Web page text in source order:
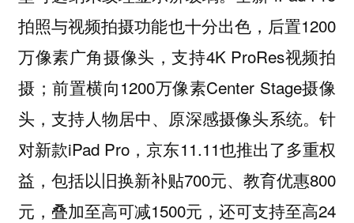
拍照与视频拍摄功能也十分出色，后置1200
万像素广角摄像头，支持4K ProRes视频拍
摄；前置横向1200万像素Center Stage摄像
头，支持人物居中、原深感摄像头系统。针
对新款iPad Pro，京东11.11也推出了多重权
益，包括以旧换新补贴700元、教育优惠800
元，叠加至高可减1500元，还可支持至高24